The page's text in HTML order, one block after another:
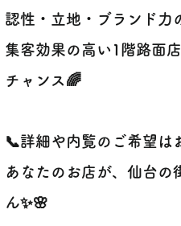
認性・立地・ブランド力
集客効果の高い1階路面
チャンス🌈
📞詳細や内覧のご希望は
あなたのお店が、仙台の
ん✨🌸